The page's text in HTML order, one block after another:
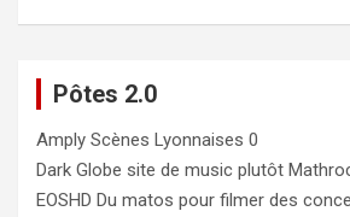
Pôtes 2.0
Amply Scènes Lyonnaises 0
Dark Globe site de music plutôt
EOSHD Du matos pour filmer des